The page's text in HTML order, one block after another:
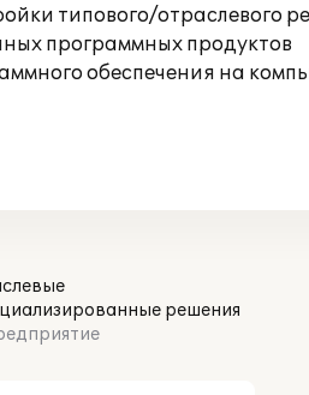
типового/отраслевого
программных продуктов
обеспечения на
решения